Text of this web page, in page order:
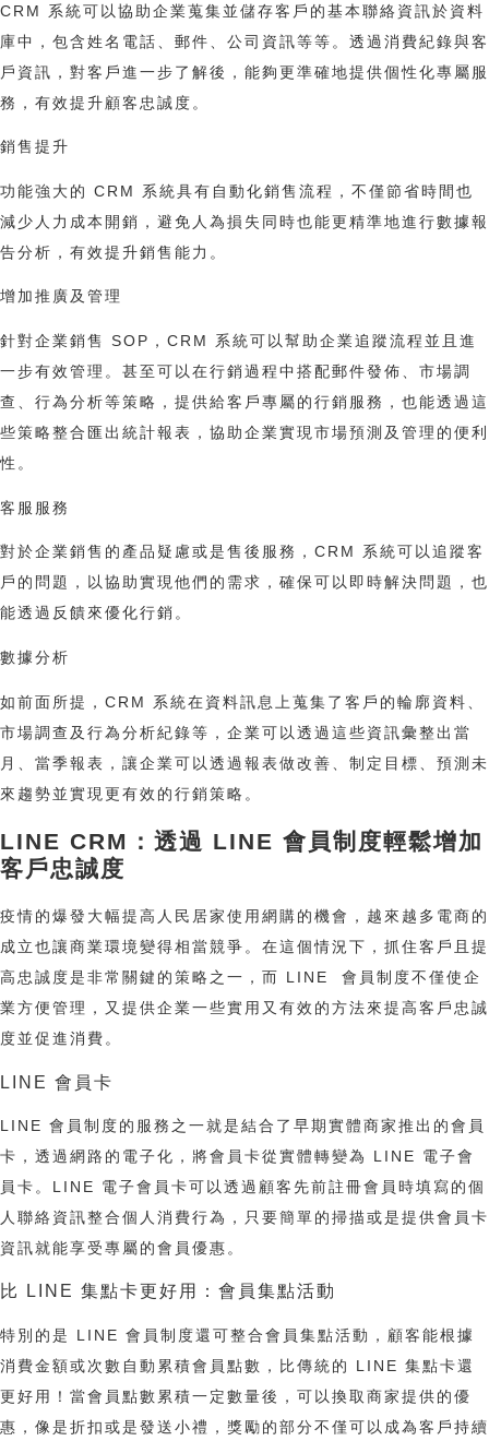
CRM 系統可以協助企業蒐集並儲存客戶的基本聯絡資訊於資料
庫中，包含姓名電話、郵件、公司資訊等等。透過消費紀錄與客
戶資訊，對客戶進一步了解後，能夠更準確地提供個性化專屬服
務，有效提升顧客忠誠度。
銷售提升
功能強大的 CRM 系統具有自動化銷售流程，不僅節省時間也
減少人力成本開銷，避免人為損失同時也能更精準地進行數據報
告分析，有效提升銷售能力。
增加推廣及管理
針對企業銷售 SOP，CRM 系統可以幫助企業追蹤流程並且進
一步有效管理。甚至可以在行銷過程中搭配郵件發佈、市場調
查、行為分析等策略，提供給客戶專屬的行銷服務，也能透過這
些策略整合匯出統計報表，協助企業實現市場預測及管理的便利
性。
客服服務
對於企業銷售的產品疑慮或是售後服務，CRM 系統可以追蹤客
戶的問題，以協助實現他們的需求，確保可以即時解決問題，也
能透過反饋來優化行銷。
數據分析
如前面所提，CRM 系統在資料訊息上蒐集了客戶的輪廓資料、
市場調查及行為分析紀錄等，企業可以透過這些資訊彙整出當
月、當季報表，讓企業可以透過報表做改善、制定目標、預測未
來趨勢並實現更有效的行銷策略。
LINE CRM：透過 LINE 會員制度輕鬆增加
客戶忠誠度
疫情的爆發大幅提高人民居家使用網購的機會，越來越多電商的
成立也讓商業環境變得相當競爭。在這個情況下，抓住客戶且提
高忠誠度是非常關鍵的策略之一，而 LINE 會員制度不僅使企
業方便管理，又提供企業一些實用又有效的方法來提高客戶忠誠
度並促進消費。
LINE 會員卡
LINE 會員制度的服務之一就是結合了早期實體商家推出的會員
卡，透過網路的電子化，將會員卡從實體轉變為 LINE 電子會
員卡。LINE 電子會員卡可以透過顧客先前註冊會員時填寫的個
人聯絡資訊整合個人消費行為，只要簡單的掃描或是提供會員卡
資訊就能享受專屬的會員優惠。
比 LINE 集點卡更好用：會員集點活動
特別的是 LINE 會員制度還可整合會員集點活動，顧客能根據
消費金額或次數自動累積會員點數，比傳統的 LINE 集點卡還
更好用！當會員點數累積一定數量後，可以換取商家提供的優
惠，像是折扣或是發送小禮，獎勵的部分不僅可以成為客戶持續